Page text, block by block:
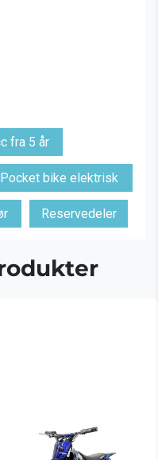
fra 5 år
Pocket bike elektrisk
Reservedeler